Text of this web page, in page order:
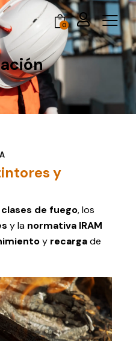
0
y
clases de fuego, los
y la normativa IRAM
y recargade